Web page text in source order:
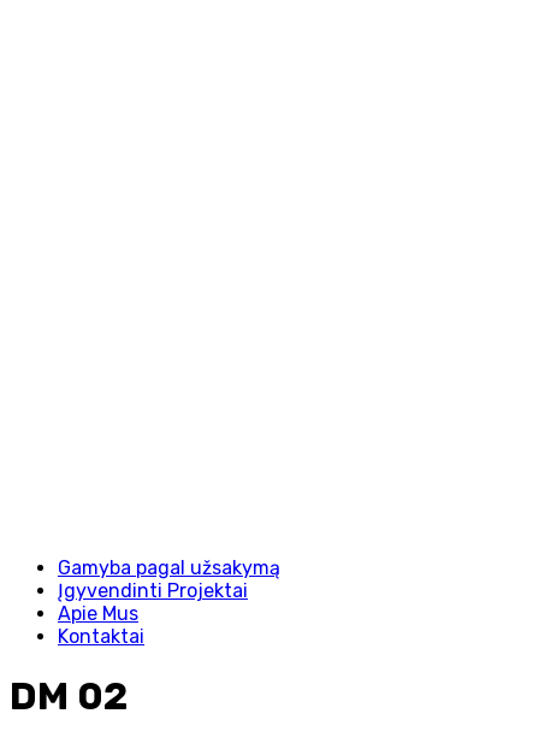
Gamyba pagal užsakymą
Įgyvendinti Projektai
Apie Mus
Kontaktai
DM 02